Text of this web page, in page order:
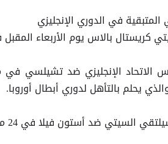
في الدوري الإنجليزي
بالاس يوم الأربعاء المقبل
ضد أستون فيلا في 24 مايو على ملعب "الاتحاد".